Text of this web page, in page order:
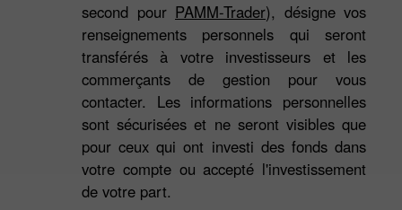
second pour PAMM-Trader), désigne vos
renseignements personnels qui seront
transférés à votre investisseurs et les
commerçants de gestion pour vous
contacter. Les informations personnelles
sont sécurisées et ne seront visibles que
pour ceux qui ont investi des fonds dans
votre compte ou accepté l'investissement
de votre part.